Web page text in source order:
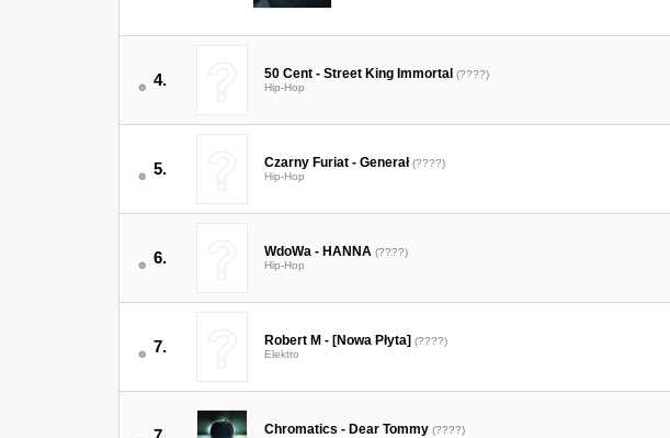
4. 50 Cent - Street King Immortal (????)
Hip-Hop
5. Czarny Furiat - Generał(????)
Hip-Hop
6. WdoWa - HANNA (????)
Hip-Hop
7. Robert M - [Nowa Płyta] (????)
Elektro
Chromatics - Dear Tommy (????)